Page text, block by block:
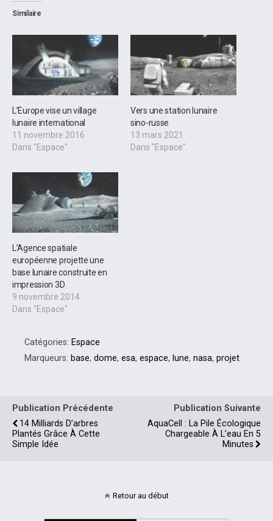
Similaire
L’Europe vise un village
lunaire international
11 novembre 2016
Dans "Espace"
Vers une station lunaire
sino-russe
13 mars 2021
Dans "Espace"
L’Agence spatiale
européenne projette une
base lunaire construite en
impression 3D
9 novembre 2014
Dans "Espace"
Catégories: Espace
Marqueurs: base, dome, esa, espace, lune, nasa, projet
Publication Précédente
14 Milliards D’arbres
Plantés Grâce À Cette
Simple Idée
Publication Suivante
AquaCell : La Pile Écologique
Chargeable À L’eau En 5
Minutes
Retour au début